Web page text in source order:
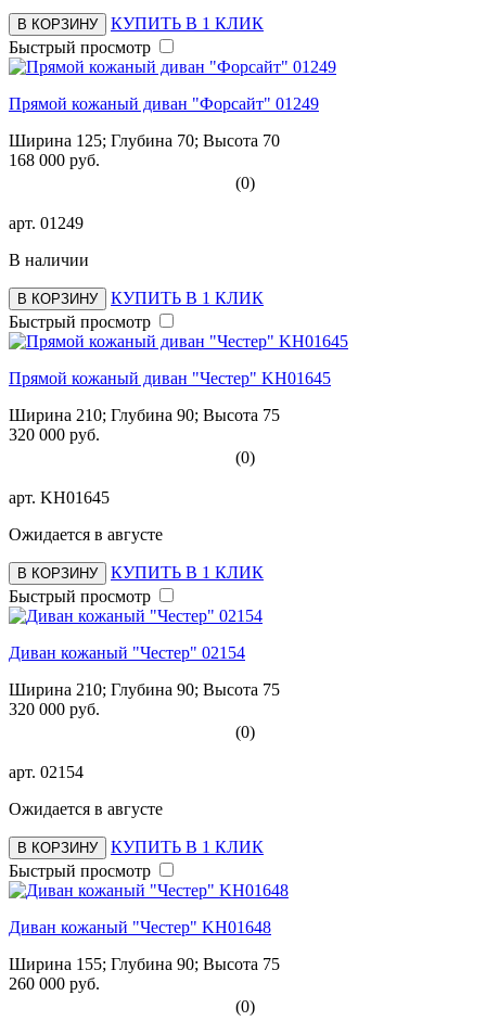
В КОРЗИНУ
КУПИТЬ В 1 КЛИК
Быстрый просмотр
Прямой кожаный диван "Форсайт" 01249
Ширина 125; Глубина 70; Высота 70
168 000 руб.
(0)
арт. 01249
В наличии
В КОРЗИНУ
КУПИТЬ В 1 КЛИК
Быстрый просмотр
Прямой кожаный диван "Честер" KH01645
Ширина 210; Глубина 90; Высота 75
320 000 руб.
(0)
арт. KH01645
Ожидается в августе
В КОРЗИНУ
КУПИТЬ В 1 КЛИК
Быстрый просмотр
Диван кожаный "Честер" 02154
Ширина 210; Глубина 90; Высота 75
320 000 руб.
(0)
арт. 02154
Ожидается в августе
В КОРЗИНУ
КУПИТЬ В 1 КЛИК
Быстрый просмотр
Диван кожаный "Честер" KH01648
Ширина 155; Глубина 90; Высота 75
260 000 руб.
(0)